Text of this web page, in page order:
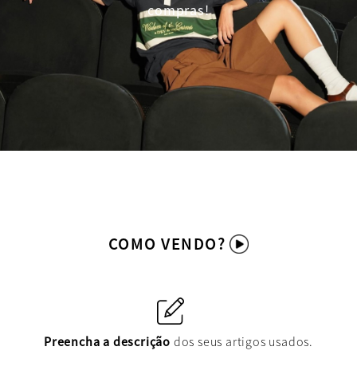
compras!
COMO VENDO?
Preencha a descrição dos seus artigos usados.